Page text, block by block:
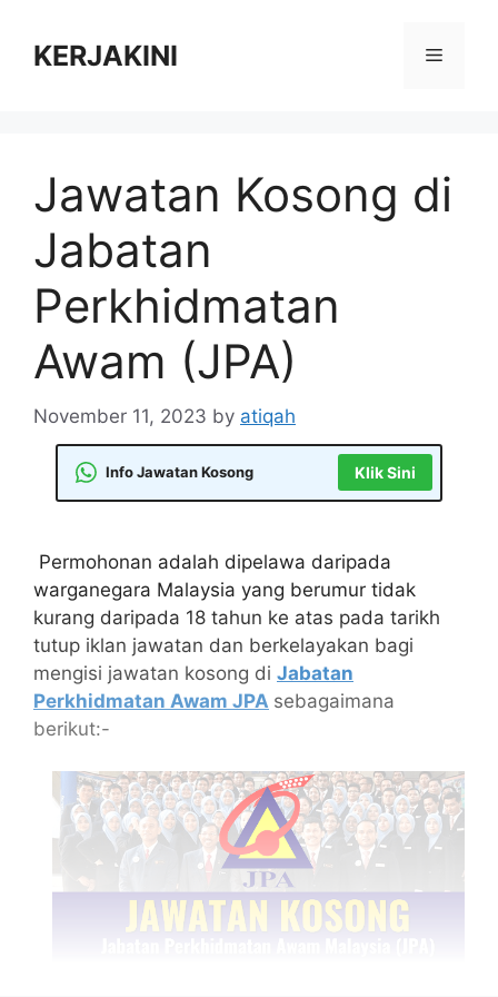
contentKERJAKINI Menu
Jawatan Kosong di
Jabatan
Perkhidmatan
Awam (JPA)
November 11, 2023 by atiqah
Info Jawatan Kosong Klik Sini
Permohonan adalah dipelawa daripada
warganegara Malaysia yang berumur tidak
kurang daripada 18 tahun ke atas pada tarikh
tutup iklan jawatan dan berkelayakan bagi
mengisi jawatan kosong di Jabatan
Perkhidmatan Awam JPA sebagaimana
berikut:-